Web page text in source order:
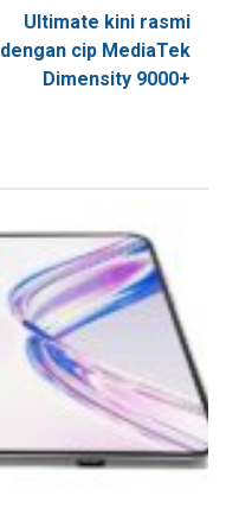
Ultimate kini rasmi
dengan cip MediaTek
Dimensity 9000+